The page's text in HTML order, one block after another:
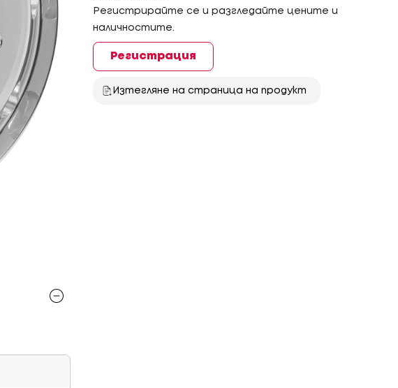
Регистрирайте се и разгледайте цените и
наличностите.
Регистрация
Изтегляне на страница на продукт